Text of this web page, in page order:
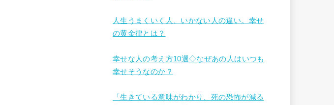
人生うまくいく人、いかない人の違い。幸せ
の黄金律とは？
幸せな人の考え方10選◇なぜあの人はいつも
幸せそうなのか？
「生きている意味がわかり、死の恐怖が減る